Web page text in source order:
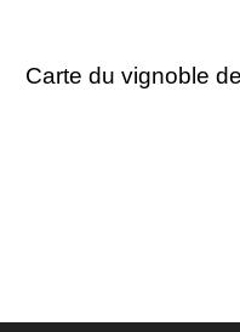
Carte du vignoble